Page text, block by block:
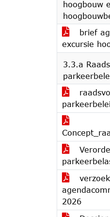
hoogbouw
brief
excursie
3.3.a
verzoek
2026